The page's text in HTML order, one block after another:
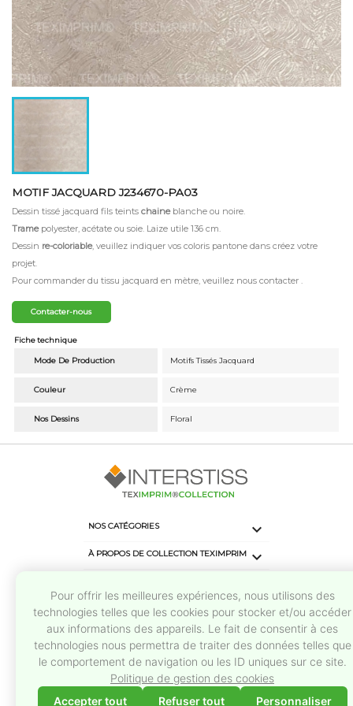
MOTIF JACQUARD J234670-PA03
Dessin tissé jacquard fils teints chaineblanche ou noire.
Tramepolyester, acétate ou soie. Laize utile 136 cm.
Dessin re-coloriable, veuillez indiquer vos coloris pantone dans créez votre
projet.
Pour commander du tissu jacquard en mètre, veuillez nous contacter .
Contacter-nous
Fiche technique
Mode De Production Motifs Tissés Jacquard
Couleur Crème
Nos Dessins Floral
Pour offrir les meilleures expériences, nous utilisons des
technologies telles que les cookies pour stocker et/ou accéder
aux informations des appareils. Le fait de consentir à ces
technologies nous permettra de traiter des données telles que
le comportement de navigation ou les ID uniques sur ce site.
Politique de gestion des cookies
Accepter tout
Refuser tout Personnaliser
NOS CATÉGORIES 
À PROPOS DE COLLECTION TEXIMPRIM 
SUIVEZ-NOUS keyboard_arrow_down